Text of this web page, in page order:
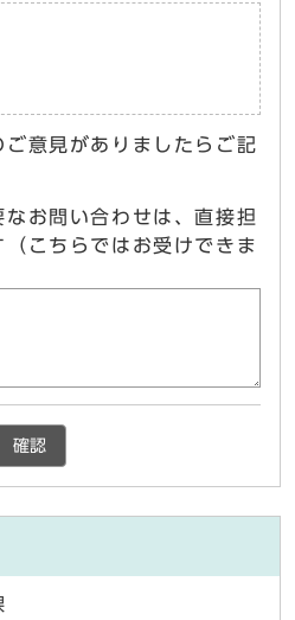
意見がありましたらご記
なお問い合わせは、直接担
こちらではお受けできま
確認